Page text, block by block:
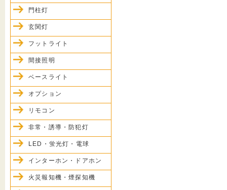
門柱灯
玄関灯
フットライト
間接照明
ベースライト
オプション
リモコン
非常・誘導・防犯灯
LED・蛍光灯・電球
インターホン・ドアホン
火災報知機・煙探知機